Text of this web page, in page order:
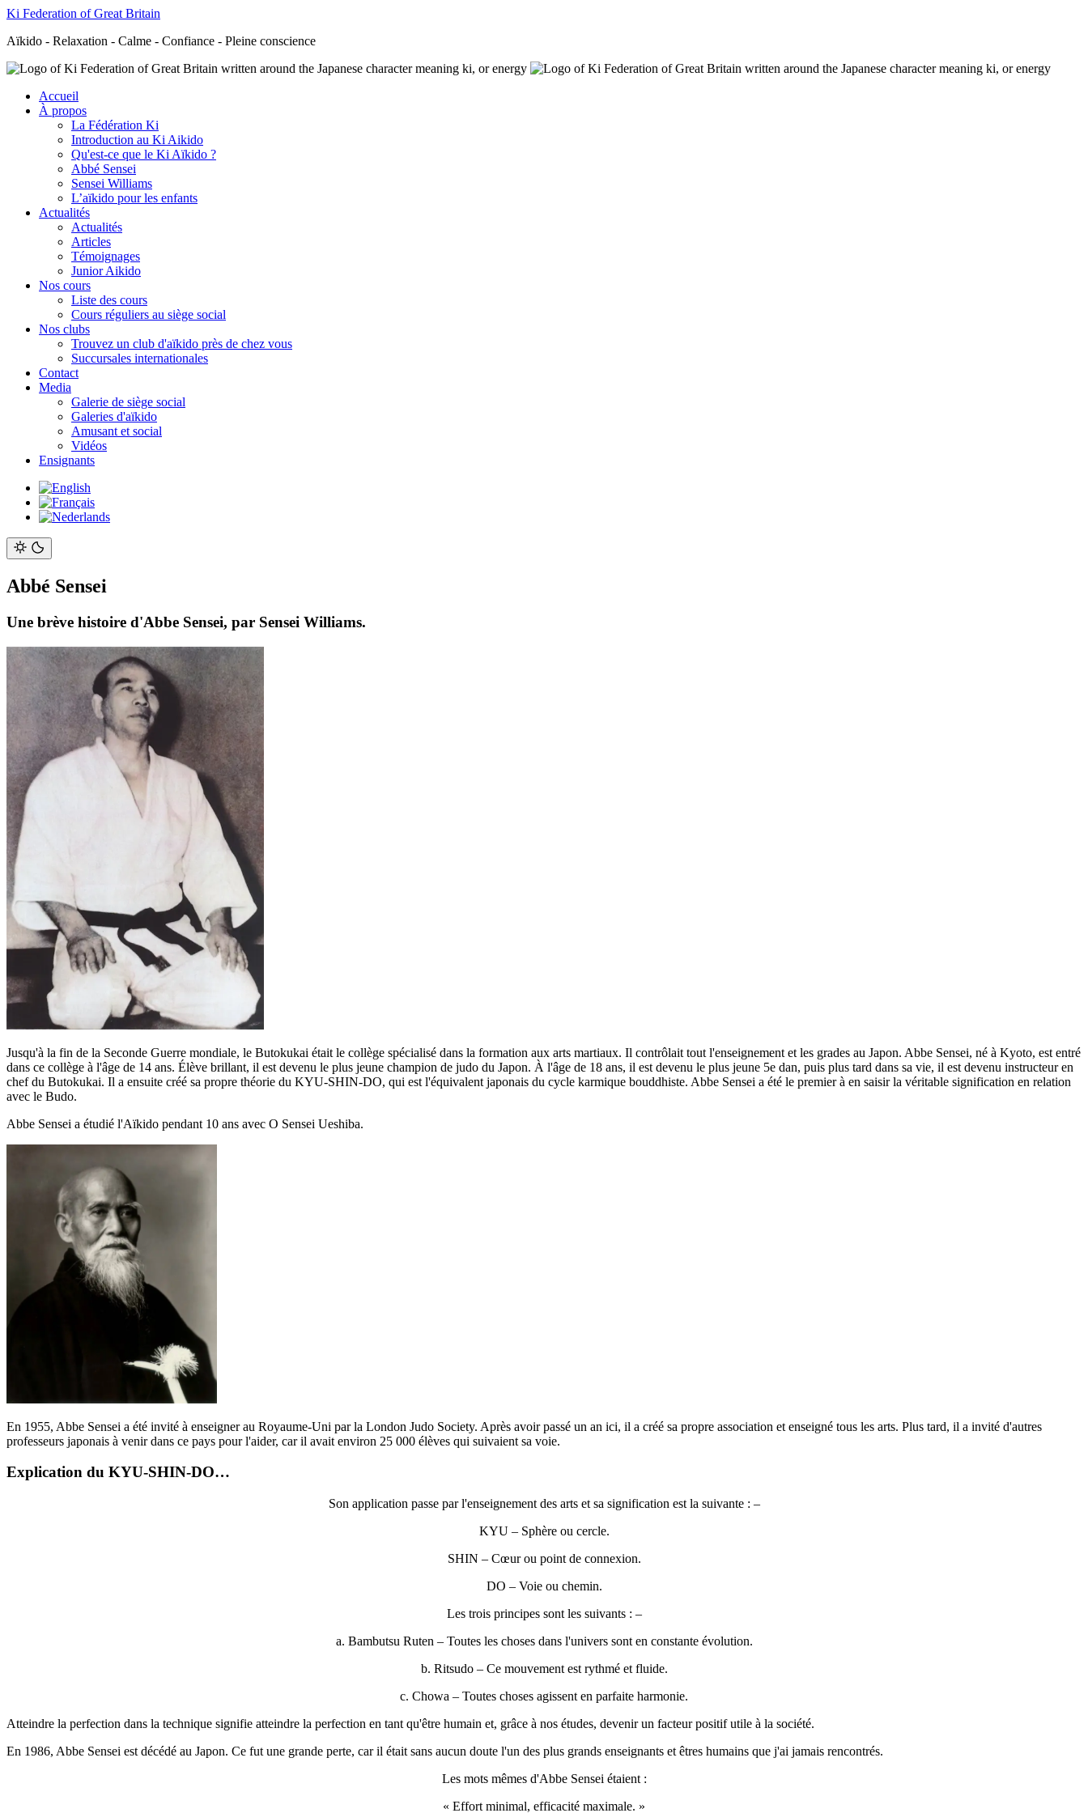
Ki Federation of Great Britain
Aïkido - Relaxation - Calme - Confiance - Pleine conscience
Accueil
À propos
La Fédération Ki
Introduction au Ki Aikido
Qu'est-ce que le Ki Aïkido ?
Abbé Sensei
Sensei Williams
L’aïkido pour les enfants
Actualités
Actualités
Articles
Témoignages
Junior Aikido
Nos cours
Liste des cours
Cours réguliers au siège social
Nos clubs
Trouvez un club d'aïkido près de chez vous
Succursales internationales
Contact
Media
Galerie de siège social
Galeries d'aïkido
Amusant et social
Vidéos
Ensignants
Abbé Sensei
Une brève histoire d'Abbe Sensei, par Sensei Williams.
Jusqu'à la fin de la Seconde Guerre mondiale, le Butokukai était le collège spécialisé dans la formation aux arts martiaux. Il contrôlait tout l'enseignement et les grades au Japon. Abbe Sensei, né à Kyoto, est entré
dans ce collège à l'âge de 14 ans. Élève brillant, il est devenu le plus jeune champion de judo du Japon. À l'âge de 18 ans, il est devenu le plus jeune 5e dan, puis plus tard dans sa vie, il est devenu instructeur en
chef du Butokukai. Il a ensuite créé sa propre théorie du KYU-SHIN-DO, qui est l'équivalent japonais du cycle karmique bouddhiste. Abbe Sensei a été le premier à en saisir la véritable signification en relation
avec le Budo.
Abbe Sensei a étudié l'Aïkido pendant 10 ans avec O Sensei Ueshiba.
En 1955, Abbe Sensei a été invité à enseigner au Royaume-Uni par la London Judo Society. Après avoir passé un an ici, il a créé sa propre association et enseigné tous les arts. Plus tard, il a invité d'autres
professeurs japonais à venir dans ce pays pour l'aider, car il avait environ 25 000 élèves qui suivaient sa voie.
Explication du KYU-SHIN-DO…
Son application passe par l'enseignement des arts et sa signification est la suivante : –
KYU – Sphère ou cercle.
SHIN – Cœur ou point de connexion.
DO – Voie ou chemin.
Les trois principes sont les suivants : –
a. Bambutsu Ruten – Toutes les choses dans l'univers sont en constante évolution.
b. Ritsudo – Ce mouvement est rythmé et fluide.
c. Chowa – Toutes choses agissent en parfaite harmonie.
Atteindre la perfection dans la technique signifie atteindre la perfection en tant qu'être humain et, grâce à nos études, devenir un facteur positif utile à la société.
En 1986, Abbe Sensei est décédé au Japon. Ce fut une grande perte, car il était sans aucun doute l'un des plus grands enseignants et êtres humains que j'ai jamais rencontrés.
Les mots mêmes d'Abbe Sensei étaient :
« Effort minimal, efficacité maximale. »